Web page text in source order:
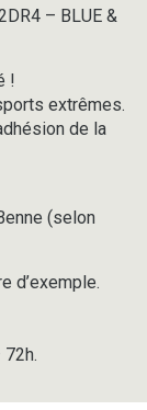
– BLUE &
!
extrêmes.
de la
(selon
d’exemple.